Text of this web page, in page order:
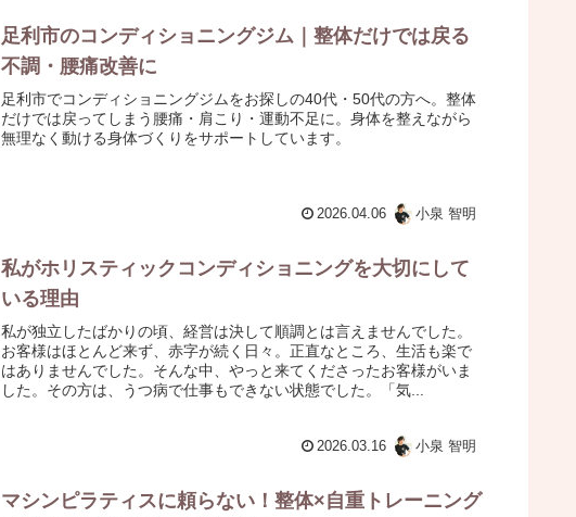
足利市のコンディショニングジム｜整体だけでは戻る
不調・腰痛改善に
足利市でコンディショニングジムをお探しの40代・50代の方へ。整体
だけでは戻ってしまう腰痛・肩こり・運動不足に。身体を整えながら
無理なく動ける身体づくりをサポートしています。
2026.04.06 小泉 智明
私がホリスティックコンディショニングを大切にして
いる理由
私が独立したばかりの頃、経営は決して順調とは言えませんでした。
お客様はほとんど来ず、赤字が続く日々。正直なところ、生活も楽で
はありませんでした。そんな中、やっと来てくださったお客様がいま
した。その方は、うつ病で仕事もできない状態でした。「気...
2026.03.16 小泉 智明
マシンピラティスに頼らない！整体×自重トレーニング